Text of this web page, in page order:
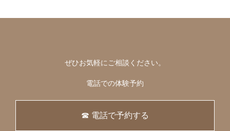
ぜひお気軽にご相談ください。
電話での体験予約
☎ 電話で予約する